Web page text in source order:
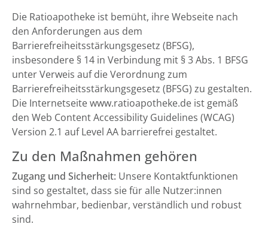
Die Ratioapotheke ist bemüht, ihre Webseite nach
den Anforderungen aus dem
Barrierefreiheitsstärkungsgesetz (BFSG),
insbesondere § 14 in Verbindung mit § 3 Abs. 1 BFSG
unter Verweis auf die Verordnung zum
Barrierefreiheitsstärkungsgesetz (BFSG) zu gestalten.
Die Internetseite www.ratioapotheke.de ist gemäß
den Web Content Accessibility Guidelines (WCAG)
Version 2.1 auf Level AA barrierefrei gestaltet.
Zu den Maßnahmen gehören
Zugang und Sicherheit: Unsere Kontaktfunktionen
sind so gestaltet, dass sie für alle Nutzer:innen
wahrnehmbar, bedienbar, verständlich und robust
sind.